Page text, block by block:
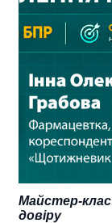
Майстер-
довіру